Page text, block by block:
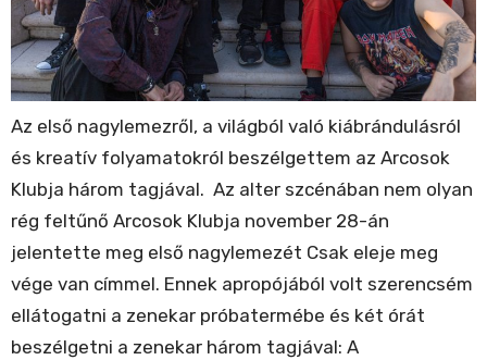
Az első nagylemezről, a világból való kiábrándulásról
és kreatív folyamatokról beszélgettem az Arcosok
Klubja három tagjával. Az alter szcénában nem olyan
rég feltűnő Arcosok Klubja november 28-án
jelentette meg első nagylemezét Csak eleje meg
vége van címmel. Ennek apropójából volt szerencsém
ellátogatni a zenekar próbatermébe és két órát
beszélgetni a zenekar három tagjával: A